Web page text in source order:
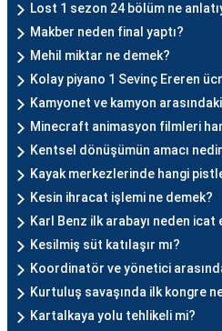
Lost 1 sezon 24 bölüm ne
Makber neden final yaptı?
Mehil miktar ne demek?
Kolay piyano 1 Sevinç Ereren
Kamyonet ve kamyon
Minecraft animasyon filmleri
Kentsel dönüşümün amacı
Kayak merkezlerinde hangi
Kesin ihracat işlemi ne demek?
Karl Benz ilk arabayı neden icat
Kesilmiş süt katılaşır mı?
Koordinatör ve yönetici
Kurtuluş savaşında ilk kongre
Kartalkaya yolu tehlikeli mi?